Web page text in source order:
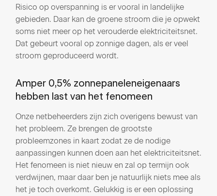
Risico op overspanning is er vooral in landelijke
gebieden. Daar kan de groene stroom die je opwekt
soms niet meer op het verouderde elektriciteitsnet.
Dat gebeurt vooral op zonnige dagen, als er veel
stroom geproduceerd wordt.
Amper 0,5% zonnepaneleneigenaars
hebben last van het fenomeen
Onze netbeheerders zijn zich overigens bewust van
het probleem. Ze brengen de grootste
probleemzones in kaart zodat ze de nodige
aanpassingen kunnen doen aan het elektriciteitsnet.
Het fenomeen is niet nieuw en zal op termijn ook
verdwijnen, maar daar ben je natuurlijk niets mee als
het je toch overkomt. Gelukkig is er een oplossing